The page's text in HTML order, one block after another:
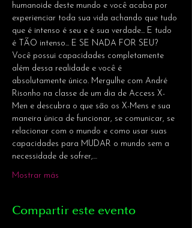
humanoide deste mundo e você acaba por
experienciar toda sua vida achando que tudo
que é intenso é seu e é sua verdade... E tudo
é TÃO intenso... E SE NADA FOR SEU?
Você possui capacidades completamente
além dessa realidade e você é
absolutamente único. Mergulhe com André
Risonho na classe de um dia de Access X-
Men e descubra o que são os X-Mens e sua
maneira única de funcionar, se comunicar, se
relacionar com o mundo e como usar suas
capacidades para MUDAR o mundo sem a
necessidade de sofrer,…
Mostrar más
Compartir este evento